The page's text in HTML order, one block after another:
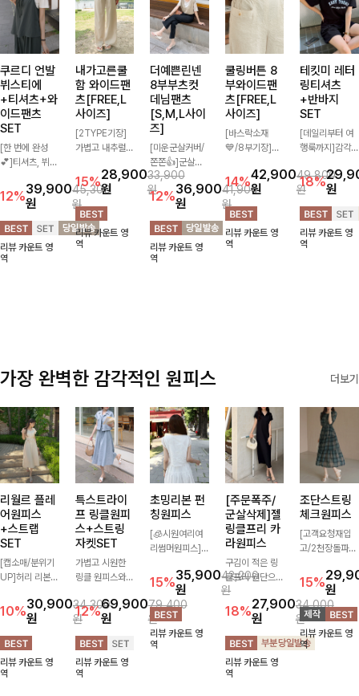
쿠르디 언발
뷔스티에
+티셔츠+와
이드팬츠
SET
[한 번에 완성
💕]티셔츠, 뷔스
한 번에 구성된
실속 있는 3피
스 세트 🖤 따로
또 같이 활용하
기 좋아 코디 걱
정 없이 데일리
12%39,900
원
45,300
원
리뷰 카운트 영
역
내가고른쿨
함 와이드팬
츠[FREE,L
사이즈]
[2TYPE기장]
가볍고 내추럴한
시즌 시원하게
즐기기 좋은 와
이드 팬츠! 허리
밴딩과 스트링
디테일로 편안한
착용감을 더했으
15%28,900
원
33,900
원
리뷰 카운트 영
역
더예쁜린넨
8부부츠컷
데님팬츠
[S,M,L사이
즈]
[미운군살커버/
쫀쫀👍]군살을
잡아주는 깔끔한
부츠컷 핏에 발
목이 드러나는
8부 기장으로
다리를 슬림하고
길어보이게 만들
어주며 생지 소
12%36,900
원
41,900
원
리뷰 카운트 영
역
쿨링버튼 8
부와이드팬
츠[FREE,L
사이즈]
[바스락소재
💙/8부기장]사
일이 은은한 포
인트가 되어주는
와이드 팬츠입니
다. 여유롭게 떨
어지는 실루엣과
가볍게 바스락거
14%42,900
원
49,800
원
리뷰 카운트 영
역
테킷미 레터
링티셔츠
+반바지
SET
[데일리부터 여
행룩까지]감각
셔츠와 플레어
핏 반바지가 함
께 구성된 세트
아이템으로, 편
안하면서도 캐주
얼한 꾸안꾸룩을
18%원
리뷰 카운트 영
역
가장 완벽한 감각적인 원피스 더보기
리월르 플레
어원피스
+스트랩
SET
[캡소매/분위기
UP]허리 리본
구성되어 여성스
럽고 우아한 실
루엣을 완성해주
는 원피스- 자연
스럽게 퍼지는
플레어 라인과
10%30,900
원
34,300
원
리뷰 카운트 영
역
특스트라이
프 링클원피
스+스트링
자켓SET
가볍고 시원한
링클 원피스와
세트로 구성되어
코디 고민 없이
완성도 높은 스
타일링을 연출해
주는 아이템 🤍
따로 또 같이 활
12%69,900
원
79,400
원
리뷰 카운트 영
역
초밍리본 펀
칭원피스
[🧊시원여리여
리썸머원피스]
테일과 리본 포
인트가 어우러져
사랑스러운 무드
를 더한 원피스
🤍 여리하게 퍼
지는 실루엣으로
15%35,900
원
42,200
원
리뷰 카운트 영
역
[주문폭주/
군살삭제]젤
링클프리 카
라원피스
구김이 적은 링
클프리 원단으로
항상 깔끔하게
착용 가능하며
일자로 떨어지는
넉넉한 핏으로
군살을 완벽히
커버해주는 원피
스에요🖤
18%27,900
원
34,000
원
리뷰 카운트 영
역
조단스트링
체크원피스
[고객요청재입
고/2천장돌파
용해줘도 스타일
리시해 보이는
휘뚜루 마뚜루
아이템 ~ ! 인생
샷 건질 수 있는
세련된 무드의
15%원
리뷰 카운트 영
역